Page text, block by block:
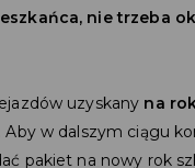
nie trzeba
uzyskany na
. Aby w dalszym ciągu
pakiet na nowy rok